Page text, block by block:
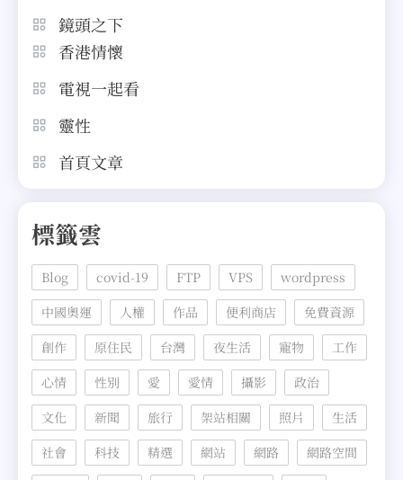
鏡頭之下
香港情懷
電視一起看
靈性
首頁文章
標籤雲
Blog covid-19 FTP VPS
wordpress
中國奧運
人權 作品 便利商店
免費資源
創作
原住民 台灣 夜生活 寵物
工作
心情
性別 愛 愛情 攝影
政治
文化
新聞 旅行 架站相關 照片
生活
社會
科技 精選 網站 網路
網路空間